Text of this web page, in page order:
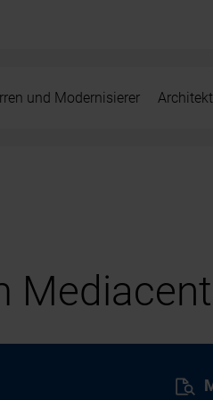
und Modernisierer